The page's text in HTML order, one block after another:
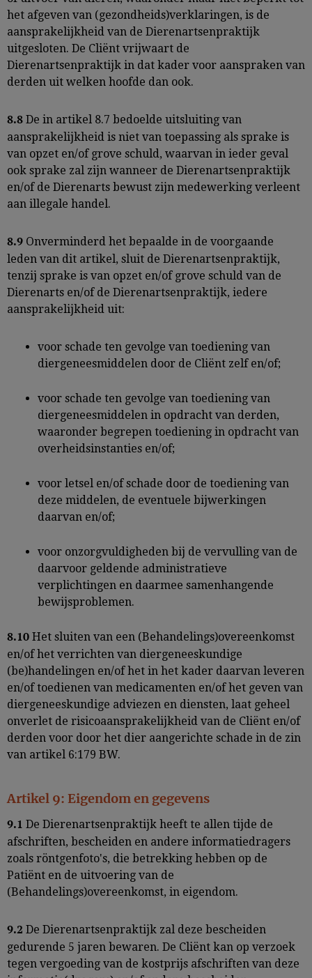
het afgeven van (gezondheids)verklaringen, is de
aansprakelijkheid van de Dierenartsenpraktijk
uitgesloten. De Cliënt vrijwaart de
Dierenartsenpraktijk in dat kader voor aanspraken van
derden uit welken hoofde dan ook.
8.8 De in artikel 8.7 bedoelde uitsluiting van
aansprakelijkheid is niet van toepassing als sprake is
van opzet en/of grove schuld, waarvan in ieder geval
ook sprake zal zijn wanneer de Dierenartsenpraktijk
en/of de Dierenarts bewust zijn medewerking verleent
aan illegale handel.
8.9 Onverminderd het bepaalde in de voorgaande
leden van dit artikel, sluit de Dierenartsenpraktijk,
tenzij sprake is van opzet en/of grove schuld van de
Dierenarts en/of de Dierenartsenpraktijk, iedere
aansprakelijkheid uit:
voor schade ten gevolge van toediening van
diergeneesmiddelen door de Cliënt zelf en/of;
voor schade ten gevolge van toediening van
diergeneesmiddelen in opdracht van derden,
waaronder begrepen toediening in opdracht van
overheidsinstanties en/of;
voor letsel en/of schade door de toediening van
deze middelen, de eventuele bijwerkingen
daarvan en/of;
voor onzorgvuldigheden bij de vervulling van de
daarvoor geldende administratieve
verplichtingen en daarmee samenhangende
bewijsproblemen.
8.10 Het sluiten van een (Behandelings)overeenkomst
en/of het verrichten van diergeneeskundige
(be)handelingen en/of het in het kader daarvan leveren
en/of toedienen van medicamenten en/of het geven van
diergeneeskundige adviezen en diensten, laat geheel
onverlet de risicoaansprakelijkheid van de Cliënt en/of
derden voor door het dier aangerichte schade in de zin
van artikel 6:179 BW.
Artikel 9: Eigendom en gegevens
9.1 De Dierenartsenpraktijk heeft te allen tijde de
afschriften, bescheiden en andere informatiedragers
zoals röntgenfoto's, die betrekking hebben op de
Patiënt en de uitvoering van de
(Behandelings)overeenkomst, in eigendom.
9.2 De Dierenartsenpraktijk zal deze bescheiden
gedurende 5 jaren bewaren. De Cliënt kan op verzoek
tegen vergoeding van de kostprijs afschriften van deze